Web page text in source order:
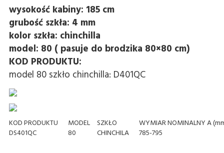
wysokość kabiny: 185 cm
grubość szkła: 4 mm
kolor szkła: chinchilla
model: 80 ( pasuje do brodzika 80×80 cm)
KOD PRODUKTU:
model 80 szkło chinchilla: D401QC
KOD PRODUKTU MODEL SZKŁO
WYMIAR NOMINALNY A
DS401QC
80 CHINCHILA 785-795